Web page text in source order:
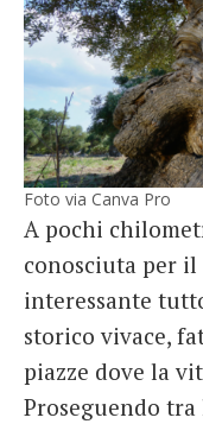
Foto via Canva Pro
A pochi
conosciuta per il
interessante
storico vivace,
piazze dove la
Proseguendo tra